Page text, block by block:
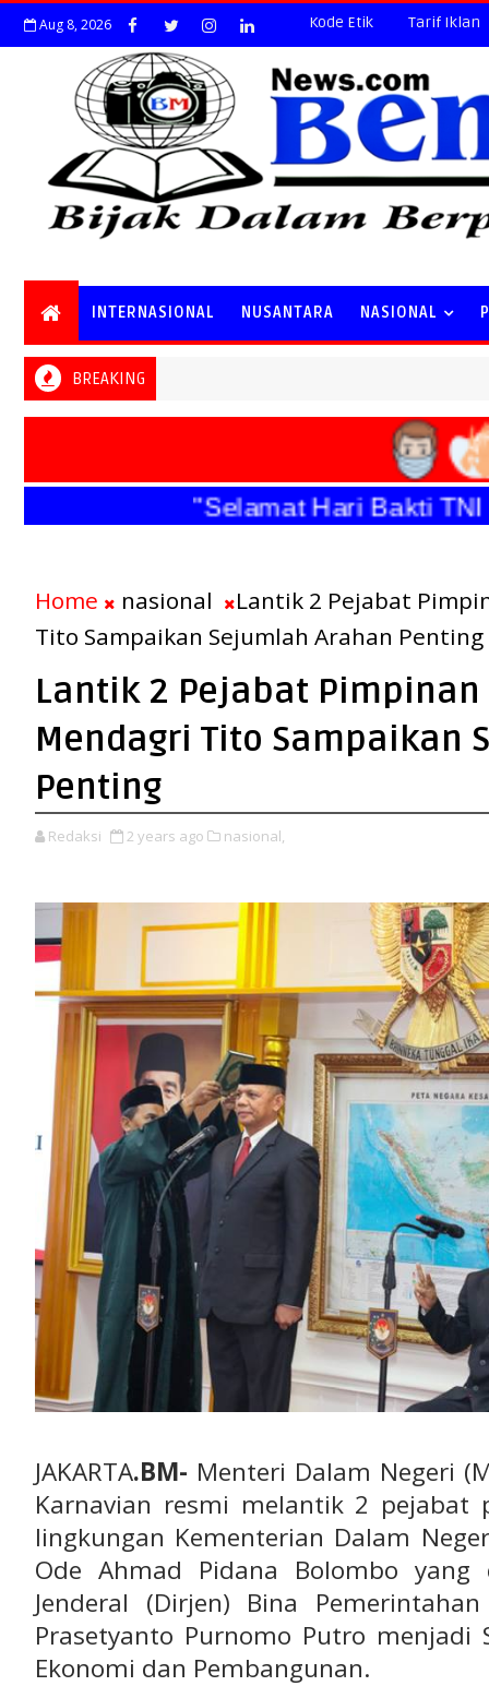
Aug 8, 2026 Kode Etik Tarif Iklan
INTERNASIONAL NUSANTARA NASIONAL
BREAKING
"Selamat Hari Bakti TNI
Home nasional
Lantik 2 Pejabat
Tito Sampaikan Sejumlah Arahan Penting
Lantik 2 Pejabat Pimpinan
Mendagri Tito Sampaikan
Penting
Redaksi 2 years ago nasional,
JAKARTA.BM- Menteri Dalam Negeri
Karnavian resmi melantik 2
lingkungan Kementerian Dalam
Ode Ahmad Pidana Bolombo
Jenderal (Dirjen) Bina
Prasetyanto Purnomo Putro menjadi
Ekonomi dan Pembangunan.